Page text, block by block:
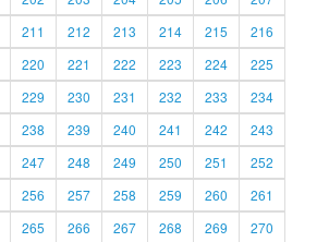
211 212 213 214 215
216
220 221 222 223 224
225
229 230 231 232 233
234
238 239 240 241 242
243
247 248 249 250 251
252
256 257 258 259 260
261
265 266 267 268 269 270